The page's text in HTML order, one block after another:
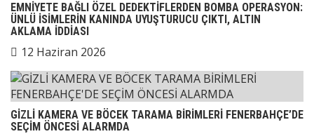
EMNİYETE BAĞLI ÖZEL DEDEKTİFLERDEN BOMBA OPERASYON:
ÜNLÜ İSİMLERİN KANINDA UYUŞTURUCU ÇIKTI, ALTIN
AKLAMA İDDİASI
12 Haziran 2026
GİZLİ KAMERA VE BÖCEK TARAMA BİRİMLERİ FENERBAHÇE’DE
SEÇİM ÖNCESİ ALARMDA